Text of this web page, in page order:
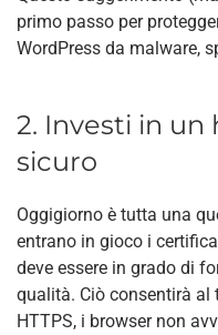
primo passo per
WordPress da malware,
2. Investi in un
sicuro
Oggigiorno è tutta una
entrano in gioco i
deve essere in grado di
qualità. Ciò consentirà
HTTPS, i browser non